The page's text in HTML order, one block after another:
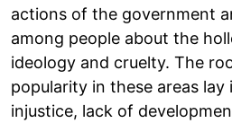
actions of the government
among people about the
ideology and cruelty. The
popularity in these areas
injustice, lack of